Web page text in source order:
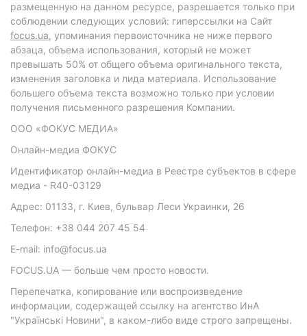
размещенную на данном ресурсе, разрешается только при
соблюдении следующих условий: гиперссылки на Сайт
focus.ua, упоминания первоисточника не ниже первого
абзаца, объема использования, который не может
превышать 50% от общего объема оригинального текста,
изменения заголовка и лида материала. Использование
большего объема текста возможно только при условии
получения письменного разрешения Компании.
ООО «ФОКУС МЕДИА»
Онлайн-медиа ФОКУС
Идентификатор онлайн-медиа в Реестре субъектов в сфере
медиа - R40-03129
Адрес: 01133, г. Киев, бульвар Леси Украинки, 26
Телефон: +38 044 207 45 54
E-mail: info@focus.ua
FOCUS.UA — больше чем просто новости.
Перепечатка, копирование или воспроизведение
информации, содержащей ссылку на агентство ИнА
"Українські Новини", в каком-либо виде строго запрещены.